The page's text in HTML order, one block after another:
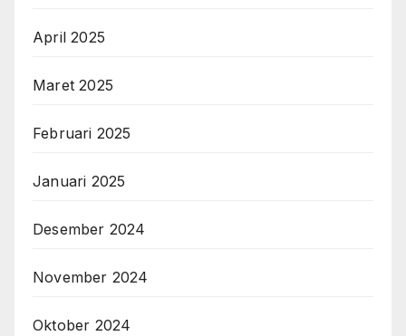
April 2025
Maret 2025
Februari 2025
Januari 2025
Desember 2024
November 2024
Oktober 2024